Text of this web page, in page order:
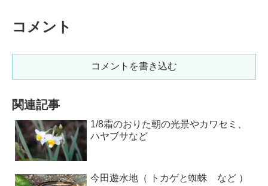
コメント
コメントを書き込む
関連記事
1/8霜のおりた朝の光景やカワセミ、
ハヤブサなど
今田遊水地（ トカゲと蜘蛛 など ）